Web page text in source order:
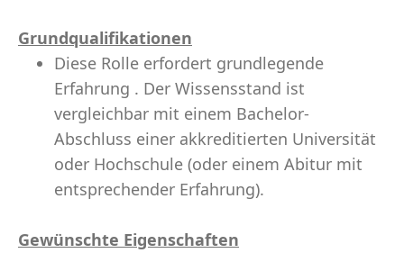
Grundqualifikationen
Diese Rolle erfordert grundlegende
Erfahrung . Der Wissensstand ist
vergleichbar mit einem Bachelor-
Abschluss einer akkreditierten Universität
oder Hochschule (oder einem Abitur mit
entsprechender Erfahrung).
Gewünschte Eigenschaften